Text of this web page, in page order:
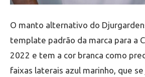
O manto alternativo do
template padrão da marca para a
2022 e tem a cor branca como
faixas laterais azul marinho, que